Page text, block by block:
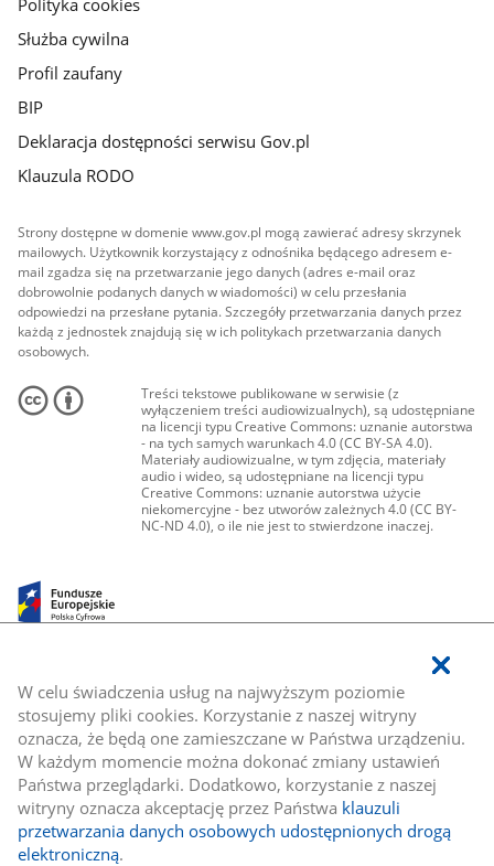
W celu świadczenia usług na najwyższym poziomie
stosujemy pliki cookies. Korzystanie z naszej witryny
oznacza, że będą one zamieszczane w Państwa urządzeniu.
W każdym momencie można dokonać zmiany ustawień
Państwa przeglądarki. Dodatkowo, korzystanie z naszej
witryny oznacza akceptację przez Państwa klauzuli
przetwarzania danych osobowych udostępnionych drogą
elektroniczną.
Służba cywilna
Profil zaufany
BIP
Deklaracja dostępności serwisu Gov.pl
Klauzula RODO
Strony dostępne w domenie www.gov.pl mogą zawierać adresy skrzynek
mailowych. Użytkownik korzystający z odnośnika będącego adresem e-
mail zgadza się na przetwarzanie jego danych (adres e-mail oraz
dobrowolnie podanych danych w wiadomości) w celu przesłania
odpowiedzi na przesłane pytania. Szczegóły przetwarzania danych przez
każdą z jednostek znajdują się w ich politykach przetwarzania danych
osobowych.
Treści tekstowe publikowane w serwisie (z
wyłączeniem treści audiowizualnych), są udostępniane
na licencji typu Creative Commons: uznanie autorstwa
- na tych samych warunkach 4.0 (CC BY-SA 4.0).
Materiały audiowizualne, w tym zdjęcia, materiały
audio i wideo, są udostępniane na licencji typu
Creative Commons: uznanie autorstwa użycie
niekomercyjne - bez utworów zależnych 4.0 (CC BY-
NC-ND 4.0), o ile nie jest to stwierdzone inaczej.